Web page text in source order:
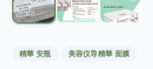
精華 安瓶 美容仪导精華 面膜